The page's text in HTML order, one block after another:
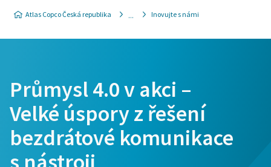
Atlas Copco Česká republika Inovujte s námi
Průmysl 4.0 v akci –
Velké úspory z řešení
bezdrátové komunikace